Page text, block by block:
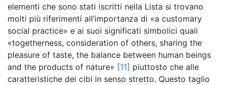
elementi che sono stati iscritti nella Lista si trovano
molti più riferimenti all’importanza di «a customary
social practice» e ai suoi significati simbolici quali
«togetherness, consideration of others, sharing the
pleasure of taste, the balance between human beings
and the products of nature» [11] piuttosto che alle
caratteristiche dei cibi in senso stretto. Questo taglio